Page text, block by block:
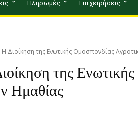
Πληρωμές Επιχειρήσεις
Η Διοίκηση της Ενωτικής Ομοσπονδίας
της
Ημαθίας